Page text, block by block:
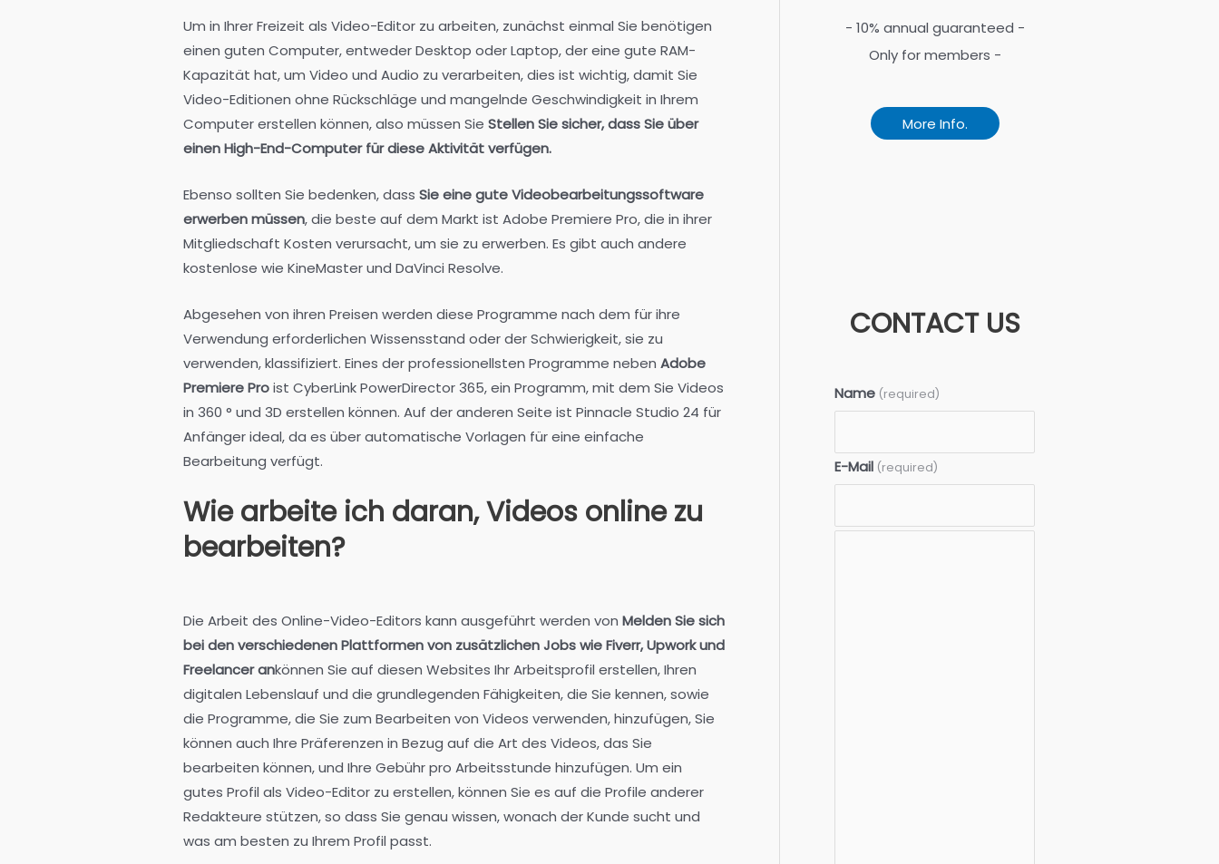
Um in Ihrer Freizeit als Video-Editor zu arbeiten, zunächst einmal Sie benötigen
einen guten Computer, entweder Desktop oder Laptop, der eine gute RAM-
Kapazität hat, um Video und Audio zu verarbeiten, dies ist wichtig, damit Sie
Video-Editionen ohne Rückschläge und mangelnde Geschwindigkeit in Ihrem
Computer erstellen können, also müssen Sie Stellen Sie sicher, dass Sie über
einen High-End-Computer für diese Aktivität verfügen.
Ebenso sollten Sie bedenken, dass Sie eine gute Videobearbeitungssoftware
erwerben müssen, die beste auf dem Markt ist Adobe Premiere Pro, die in ihrer
Mitgliedschaft Kosten verursacht, um sie zu erwerben. Es gibt auch andere
kostenlose wie KineMaster und DaVinci Resolve.
Abgesehen von ihren Preisen werden diese Programme nach dem für ihre
Verwendung erforderlichen Wissensstand oder der Schwierigkeit, sie zu
verwenden, klassifiziert. Eines der professionellsten Programme neben Adobe
Premiere Proist CyberLink PowerDirector 365, ein Programm, mit dem Sie Videos
in 360 ° und 3D erstellen können. Auf der anderen Seite ist Pinnacle Studio 24 für
Anfänger ideal, da es über automatische Vorlagen für eine einfache
Bearbeitung verfügt.
Wie arbeite ich daran, Videos online zu
bearbeiten?
Die Arbeit des Online-Video-Editors kann ausgeführt werden von Melden Sie sich
bei den verschiedenen Plattformen von zusätzlichen Jobs wie Fiverr, Upwork und
Freelancer ankönnen Sie auf diesen Websites Ihr Arbeitsprofil erstellen, Ihren
digitalen Lebenslauf und die grundlegenden Fähigkeiten, die Sie kennen, sowie
die Programme, die Sie zum Bearbeiten von Videos verwenden, hinzufügen, Sie
können auch Ihre Präferenzen in Bezug auf die Art des Videos, das Sie
bearbeiten können, und Ihre Gebühr pro Arbeitsstunde hinzufügen. Um ein
gutes Profil als Video-Editor zu erstellen, können Sie es auf die Profile anderer
Redakteure stützen, so dass Sie genau wissen, wonach der Kunde sucht und
was am besten zu Ihrem Profil passt.
- 10% annual guaranteed -
Only for members -
More Info.
CONTACT US
Name (required)
E-Mail (required)